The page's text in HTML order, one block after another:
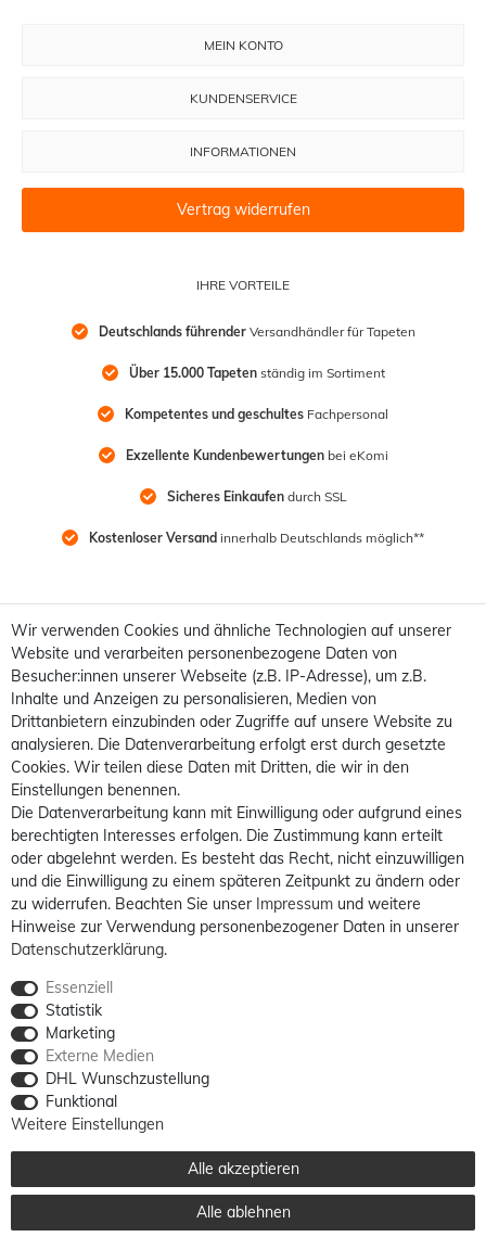
IHRE VORTEILE
Deutschlands führender Versandhändler für Tapeten
Über 15.000 Tapeten ständig im Sortiment
Kompetentes und geschultes Fachpersonal
Exzellente Kundenbewertungen bei eKomi
Sicheres Einkaufen durch SSL
Kostenloser Versand innerhalb Deutschlands möglich**
MEIN KONTO
KUNDENSERVICE
INFORMATIONEN
Vertrag widerrufen
Wir verwenden Cookies und ähnliche Technologien auf unserer
Website und verarbeiten personenbezogene Daten von
Besucher:innen unserer Webseite (z.B. IP-Adresse), um z.B.
Inhalte und Anzeigen zu personalisieren, Medien von
Drittanbietern einzubinden oder Zugriffe auf unsere Website zu
analysieren. Die Datenverarbeitung erfolgt erst durch gesetzte
Cookies. Wir teilen diese Daten mit Dritten, die wir in den
Einstellungen benennen.
Die Datenverarbeitung kann mit Einwilligung oder aufgrund eines
berechtigten Interesses erfolgen. Die Zustimmung kann erteilt
oder abgelehnt werden. Es besteht das Recht, nicht einzuwilligen
und die Einwilligung zu einem späteren Zeitpunkt zu ändern oder
zu widerrufen. Beachten Sie unser Impressum und weitere
Hinweise zur Verwendung personenbezogener Daten in unserer
Daten­schutz­erklärung.
Essenziell
Statistik
Marketing
Externe Medien
DHL Wunschzustellung
Funktional
Weitere Einstellungen
Alle akzeptieren
Alle ablehnen